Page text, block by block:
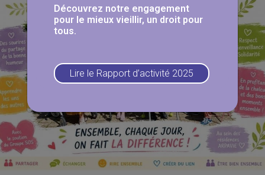
Découvrez notre engagement
pour le mieux vieillir, un droit pour
tous.
Lire le Rapport d’activité 2025